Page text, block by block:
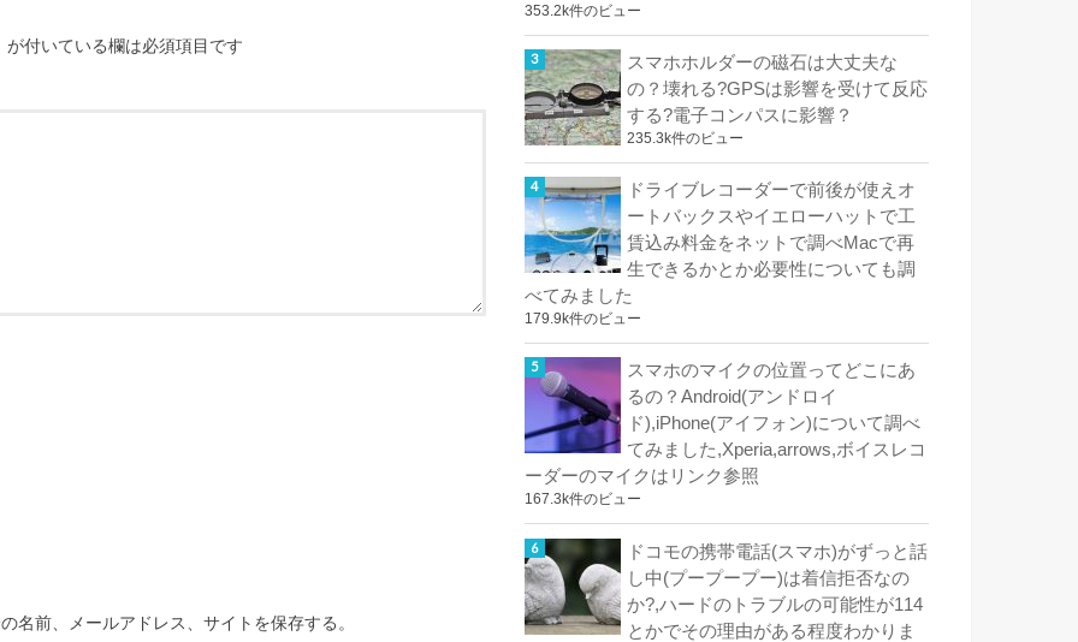
が付いている欄は必須項目です
名前、メールアドレス、サイトを保存する。
353.2k件のビュー
スマホホルダーの磁石は大丈夫な
の？壊れる?GPSは影響を受けて反応
する?電子コンパスに影響？
235.3k件のビュー
ドライブレコーダーで前後が使えオ
ートバックスやイエローハットで工
賃込み料金をネットで調べMacで再
生できるかとか必要性についても調
べてみました
179.9k件のビュー
スマホのマイクの位置ってどこにあ
るの？Android(アンドロイ
ド),iPhone(アイフォン)について調べ
てみました,Xperia,arrows,ボイスレコ
ーダーのマイクはリンク参照
167.3k件のビュー
ドコモの携帯電話(スマホ)がずっと話
し中(プープープー)は着信拒否なの
か?,ハードのトラブルの可能性が114
とかでその理由がある程度わかりま